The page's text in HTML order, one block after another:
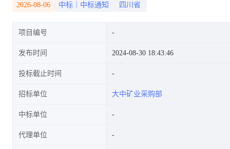
公告
2026-08-06 中标｜中标通知 四川省
项目编号
发布时间 2024-08-30 18:43:46
投标截止时间
招标单位 大中矿业采购部
中标单位
代理单位